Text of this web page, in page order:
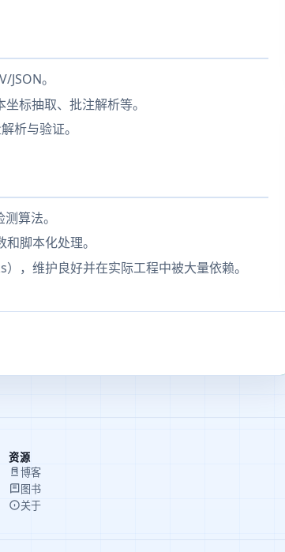
。
标抽取、批注解析等。
析与验证。
算法。
脚本化处理。
，维护良好并在实际工程中被大量依赖。
资源
博客
图书
关于